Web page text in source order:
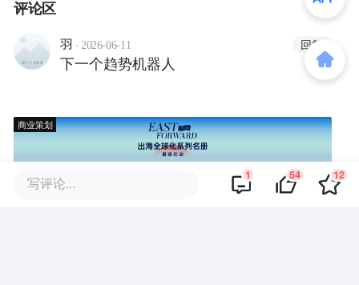
评论区
羽 · 2026-06-11 回复
下一个趋势机器人
商业策划
写评论... 1 54 12